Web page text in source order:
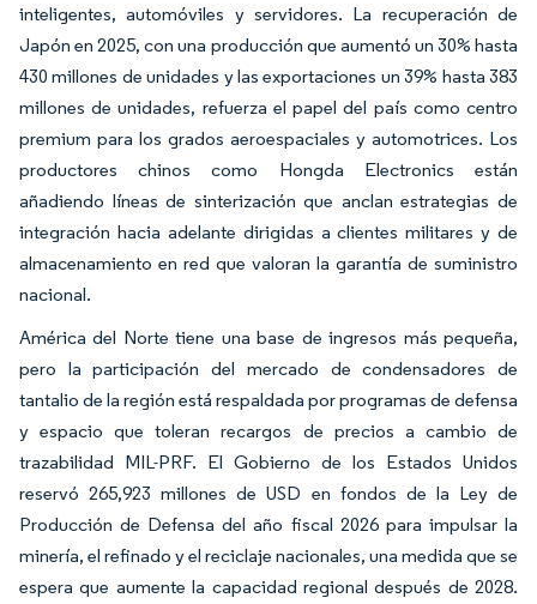
inteligentes, automóviles y servidores. La recuperación de
Japón en 2025, con una producción que aumentó un 30% hasta
430 millones de unidades y las exportaciones un 39% hasta 383
millones de unidades, refuerza el papel del país como centro
premium para los grados aeroespaciales y automotrices. Los
productores chinos como Hongda Electronics están
añadiendo líneas de sinterización que anclan estrategias de
integración hacia adelante dirigidas a clientes militares y de
almacenamiento en red que valoran la garantía de suministro
nacional.
América del Norte tiene una base de ingresos más pequeña,
pero la participación del mercado de condensadores de
tantalio de la región está respaldada por programas de defensa
y espacio que toleran recargos de precios a cambio de
trazabilidad MIL-PRF. El Gobierno de los Estados Unidos
reservó 265,923 millones de USD en fondos de la Ley de
Producción de Defensa del año fiscal 2026 para impulsar la
minería, el refinado y el reciclaje nacionales, una medida que se
espera que aumente la capacidad regional después de 2028.